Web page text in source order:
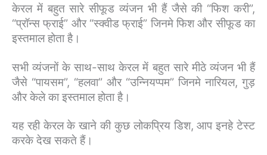
केरल में बहुत सारे सीफूड व्यंजन भी हैं जैसे की “फिश करी”,
“प्रॉन्स फ्राई” और “स्क्वीड फ्राई” जिनमे फिश और सीफूड का
इस्तमाल होता है।
सभी व्यंजनों के साथ-साथ केरल में बहुत सारे मीठे व्यंजन भी हैं
जैसे “पायसम”, “हलवा” और “उन्नियप्पम” जिनमे नारियल, गुड़
और केले का इस्तमाल होता है।
यह रही केरल के खाने की कुछ लोकप्रिय डिश, आप इनहे टेस्ट
करके देख सकते हैं।